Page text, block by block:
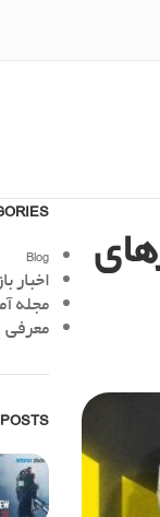
Blog
اخبار
مجله
معرفی